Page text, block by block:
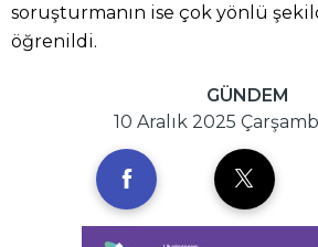
soruşturmanın ise çok yönlü
öğrenildi.
GÜNDEM
10 Aralık 2025